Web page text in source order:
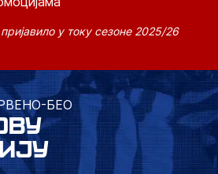
у току сезоне 2025/26
БЕО